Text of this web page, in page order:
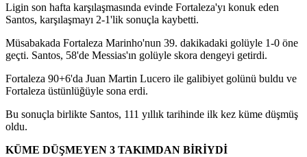
Ligin son hafta karşılaşmasında evinde Fortaleza'yı konuk eden
Santos, karşılaşmayı 2-1'lik sonuçla kaybetti.
Müsabakada Fortaleza Marinho'nun 39. dakikadaki golüyle 1-0 öne
geçti. Santos, 58'de Messias'ın golüyle skora dengeyi getirdi.
Fortaleza 90+6'da Juan Martin Lucero ile galibiyet golünü buldu ve
Fortaleza üstünlüğüyle sona erdi.
Bu sonuçla birlikte Santos, 111 yıllık tarihinde ilk kez küme düşmüş
oldu.
KÜME DÜŞMEYEN 3 TAKIMDAN BİRİYDİ